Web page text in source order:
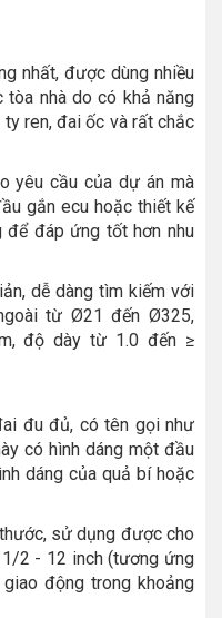
nhất, được dùng nhiều
nhà do có khả năng
ren, đai ốc và rất chắc
yêu cầu của dự án mà
gắn ecu hoặc thiết kế
để đáp ứng tốt hơn nhu
dễ dàng tìm kiếm với
từ Ø21 đến Ø325,
độ dày từ 1.0 đến ≥
đu đủ, có tên gọi như
có hình dáng một đầu
dáng của quả bí hoặc
sử dụng được cho
2 - 12 inch (tương ứng
động trong khoảng